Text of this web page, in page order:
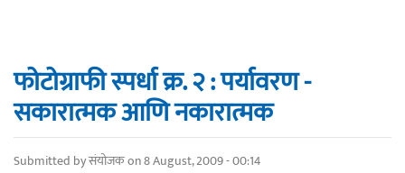
फोटोग्राफी स्पर्धा क्र. २ : पर्यावरण -
सकारात्मक आणि नकारात्मक
Submitted byसंयोजकon 8 August, 2009 - 00:14